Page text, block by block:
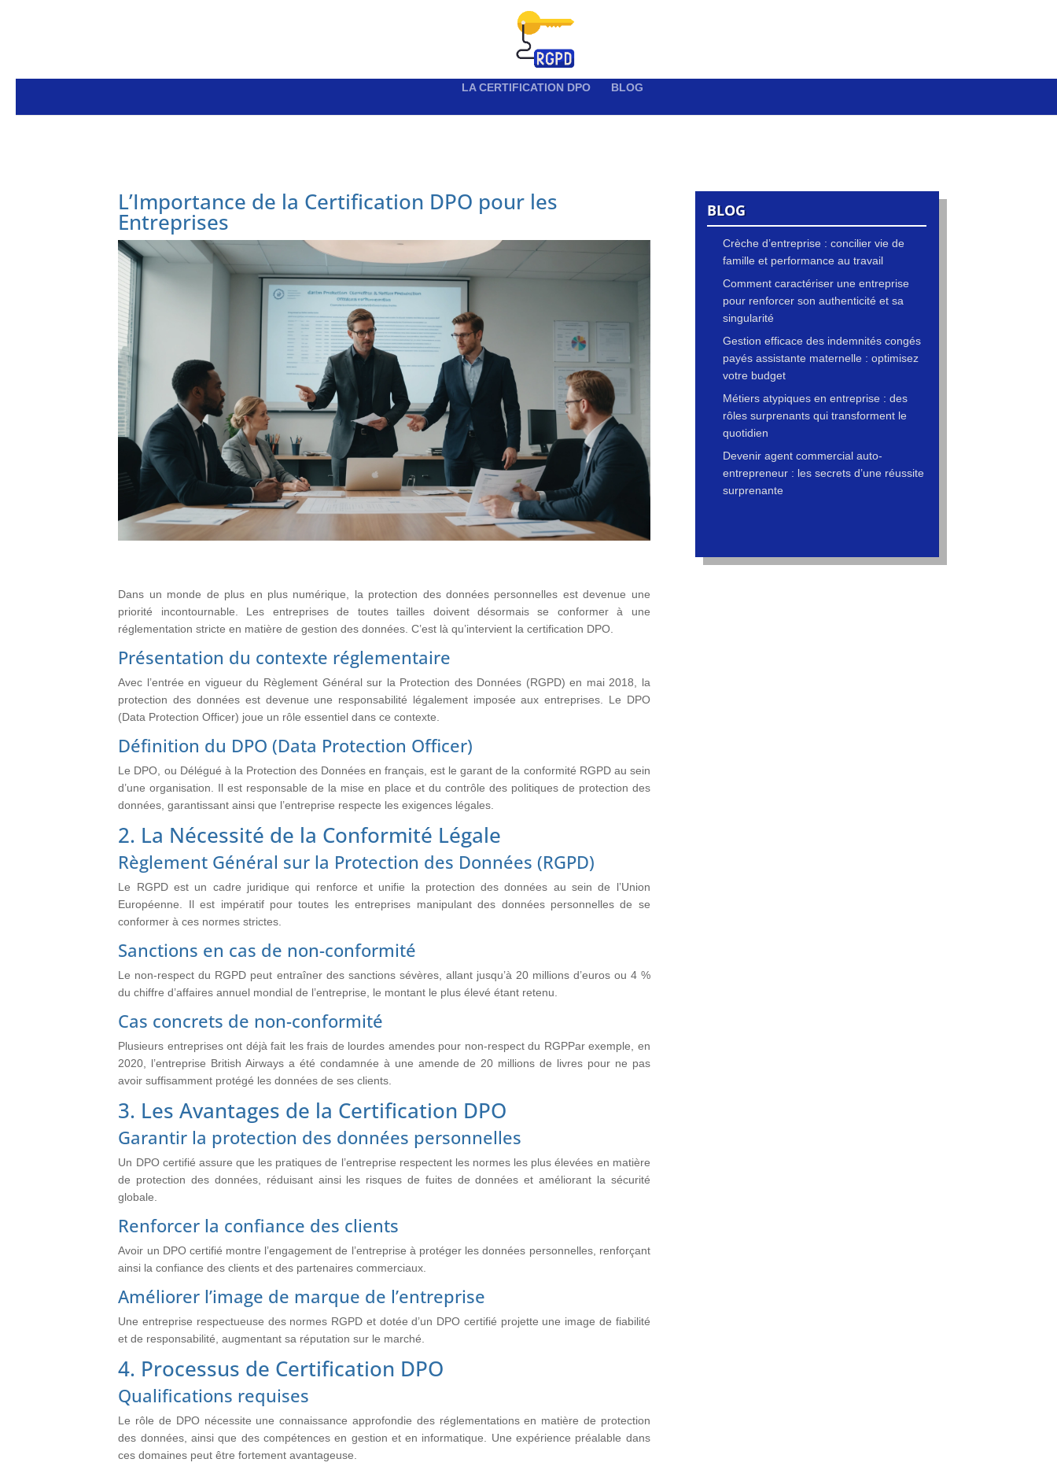
LA CERTIFICATION DPO BLOG
L’Importance de la Certification DPO pour les
Entreprises
Dans un monde de plus en plus numérique, la protection des données personnelles est devenue une
priorité incontournable. Les entreprises de toutes tailles doivent désormais se conformer à une
réglementation stricte en matière de gestion des données. C’est là qu’intervient la certification DPO.
Présentation du contexte réglementaire
Avec l’entrée en vigueur du Règlement Général sur la Protection des Données (RGPD) en mai 2018, la
protection des données est devenue une responsabilité légalement imposée aux entreprises. Le DPO
(Data Protection Officer) joue un rôle essentiel dans ce contexte.
Définition du DPO (Data Protection Officer)
Le DPO, ou Délégué à la Protection des Données en français, est le garant de la conformité RGPD au sein
d’une organisation. Il est responsable de la mise en place et du contrôle des politiques de protection des
données, garantissant ainsi que l’entreprise respecte les exigences légales.
2. La Nécessité de la Conformité Légale
Règlement Général sur la Protection des Données (RGPD)
Le RGPD est un cadre juridique qui renforce et unifie la protection des données au sein de l’Union
Européenne. Il est impératif pour toutes les entreprises manipulant des données personnelles de se
conformer à ces normes strictes.
Sanctions en cas de non-conformité
Le non-respect du RGPD peut entraîner des sanctions sévères, allant jusqu’à 20 millions d’euros ou 4 %
du chiffre d’affaires annuel mondial de l’entreprise, le montant le plus élevé étant retenu.
Cas concrets de non-conformité
Plusieurs entreprises ont déjà fait les frais de lourdes amendes pour non-respect du RGPPar exemple, en
2020, l’entreprise British Airways a été condamnée à une amende de 20 millions de livres pour ne pas
avoir suffisamment protégé les données de ses clients.
3. Les Avantages de la Certification DPO
Garantir la protection des données personnelles
Un DPO certifié assure que les pratiques de l’entreprise respectent les normes les plus élevées en matière
de protection des données, réduisant ainsi les risques de fuites de données et améliorant la sécurité
globale.
Renforcer la confiance des clients
Avoir un DPO certifié montre l’engagement de l’entreprise à protéger les données personnelles, renforçant
ainsi la confiance des clients et des partenaires commerciaux.
Améliorer l’image de marque de l’entreprise
Une entreprise respectueuse des normes RGPD et dotée d’un DPO certifié projette une image de fiabilité
et de responsabilité, augmentant sa réputation sur le marché.
4. Processus de Certification DPO
Qualifications requises
Le rôle de DPO nécessite une connaissance approfondie des réglementations en matière de protection
des données, ainsi que des compétences en gestion et en informatique. Une expérience préalable dans
ces domaines peut être fortement avantageuse.
BLOG
Crèche d’entreprise : concilier vie de
famille et performance au travail
Comment caractériser une entreprise
pour renforcer son authenticité et sa
singularité
Gestion efficace des indemnités congés
payés assistante maternelle : optimisez
votre budget
Métiers atypiques en entreprise : des
rôles surprenants qui transforment le
quotidien
Devenir agent commercial auto-
entrepreneur : les secrets d’une réussite
surprenante